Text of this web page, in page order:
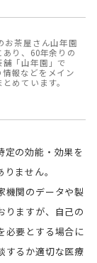
お茶屋さん山年園
り、60年余りの
「山年園」で
報などをメイン
めています。
の効能・効果を
ません。
機関のデータや製
りますが、自己の
必要とする場合に
するか適切な医療